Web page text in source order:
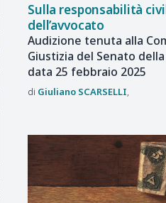
Sulla responsabilità
dell’avvocato
Audizione tenuta alla
Giustizia del Senato
data 25 febbraio 2025
Giuliano SCARSELLI